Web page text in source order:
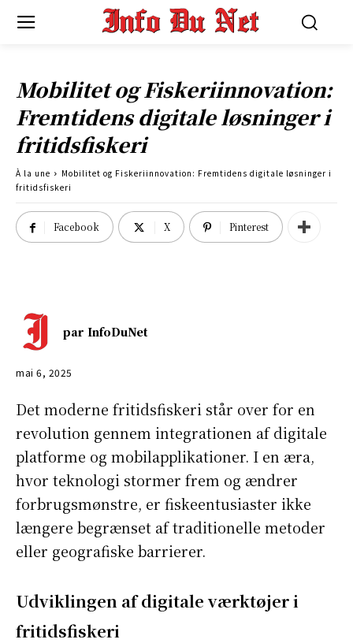
Mobilitet og Fiskeriinnovation:
Fremtidens digitale løsninger i
fritidsfiskeri
À la une
Mobilitet og Fiskeriinnovation: Fremtidens digitale løsninger i
fritidsfiskeri
Facebook X Pinterest
par InfoDuNet
mai 6, 2025
Det moderne fritidsfiskeri står over for en
revolution gennem integrationen af digitale
platforme og mobilapplikationer. I en æra,
hvor teknologi stormer frem og ændrer
forbrugsmønstre, er fiskeentusiaster ikke
længere begrænset af traditionelle metoder
eller geografiske barrierer.
Udviklingen af digitale værktøjer i
fritidsfiskeri